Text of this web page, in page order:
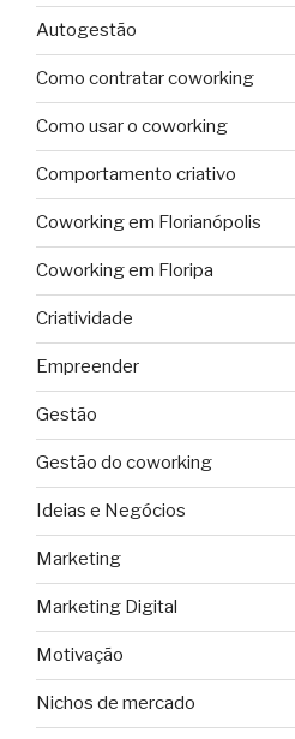
Autogestão
Como contratar coworking
Como usar o coworking
Comportamento criativo
Coworking em Florianópolis
Coworking em Floripa
Criatividade
Empreender
Gestão
Gestão do coworking
Ideias e Negócios
Marketing
Marketing Digital
Motivação
Nichos de mercado